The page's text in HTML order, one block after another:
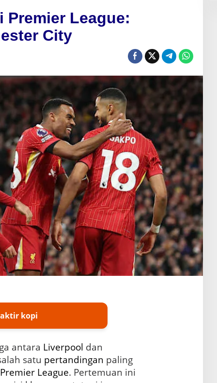
Premier League:
City
kopi
antara Liverpool
satu pertandingan paling
Premier League. Pertemuan ini